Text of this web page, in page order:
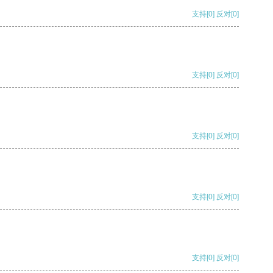
支持[0] 反对[0]
支持[0] 反对[0]
支持[0] 反对[0]
支持[0] 反对[0]
支持[0] 反对[0]